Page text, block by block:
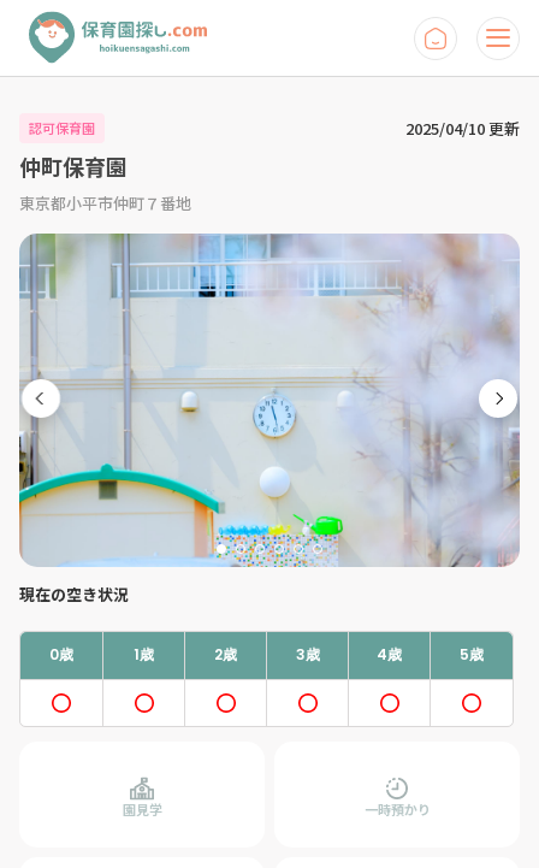
認可保育園 2025/04/10 更新
仲町保育園
東京都小平市仲町７番地
現在の空き状況
0歳 1歳 2歳 3歳 4歳 5歳
園見学 一時預かり